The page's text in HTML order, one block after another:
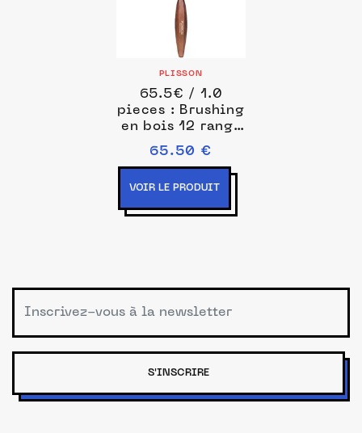
PLISSON
65.5€ / 1.0
pieces : Brushing
en bois 12 rangs
- Bois et Pur
Sanglier Brosses
rondes 1 pieces
unisex
65.50 €
VOIR LE PRODUIT
S'INSCRIRE